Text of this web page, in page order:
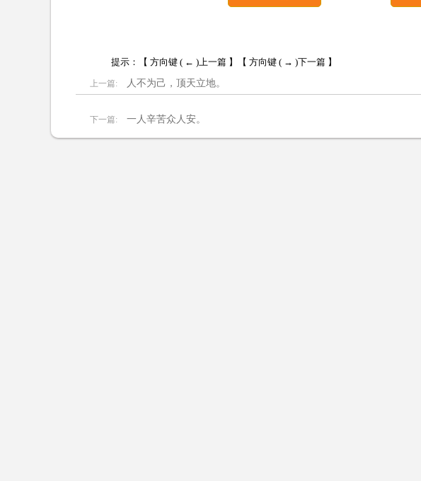
提示：【 方向键 ( ← )上一篇 】【 方向键 ( → )下一篇 】
上一篇: 人不为己，顶天立地。
下一篇: 一人辛苦众人安。